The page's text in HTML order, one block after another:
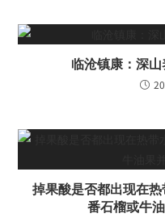
临沧镇康：深
掉果酸是否都出现在热
番石榴或牛